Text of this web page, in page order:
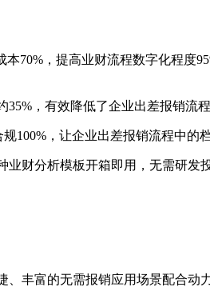
70%，提高业财流程数字化程度
35%，有效降低了企业出差报销流程
100%，让企业出差报销流程中的
财分析模板开箱即用，无需研发
丰富的无需报销应用场景配合动